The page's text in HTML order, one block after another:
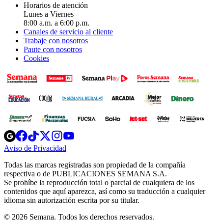
Horarios de atención
Lunes a Viernes
8:00 a.m. a 6:00 p.m.
Canales de servicio al cliente
Trabaje con nosotros
Paute con nosotros
Cookies
Opens
in
new
Opens
in
new
Opens
in
new
window
Opens
new
windowwindow
Aviso de Privacidad
new
window
Todas las marcas registradas son propiedad de la compañía
respectiva o de PUBLICACIONES SEMANA S.A.
Se prohíbe la reproducción total o parcial de cualquiera de los
contenidos que aquí aparezca, así como su traducción a cualquier
idioma sin autorización escrita por su titular.
© 2026 Semana. Todos los derechos reservados.